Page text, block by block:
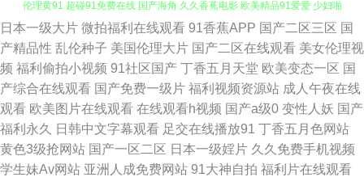
91网址在线免费观看 91免费看黄色大片 91国产极品丝袜女 操碰麻豆 俺来也
伦理黄91 超碰91免费在线 国产海角 久久香蕉电影 欧美精品91爱爱 少妇啪
一区 影音先锋日韩精品 91麻豆蜜桃 91入口在线观看 91性站 av在线黑料网
站 成人影片www91n 国产青春操Av在线 韩国色片妈妈8 九色国产伊人av 九
日本一级大片 微拍福利在线观看 91香蕉APP 国产二区三区 国
产精品性 乱伦种子 美国伦理大片 国产二区在线观看 美女伦理视
频 福利偷拍小视频 91社区国产 丁香五月天堂 欧美变态一区 国
产综合在线观看 国产免费一级片 福利视频资源站 成人午夜在线
观看 欧美图片在线观看 在线观看h视频 国产a级0 变性人妖 国产
福利永久
日韩中文字幕观看 足交在线播放91 丁香五月色网站
黄色3级抢网站 国产一区二区 日本一级婬片 久久免费手机视频
学生妹Av网站 亚洲人成免费网站 91大神自拍 福利片在线观看